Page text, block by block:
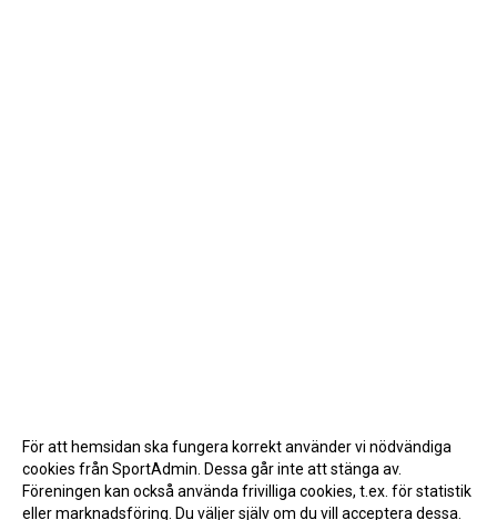
För att hemsidan ska fungera korrekt använder vi nödvändiga
cookies från SportAdmin. Dessa går inte att stänga av.
Föreningen kan också använda frivilliga cookies, t.ex. för statistik
eller marknadsföring. Du väljer själv om du vill acceptera dessa.